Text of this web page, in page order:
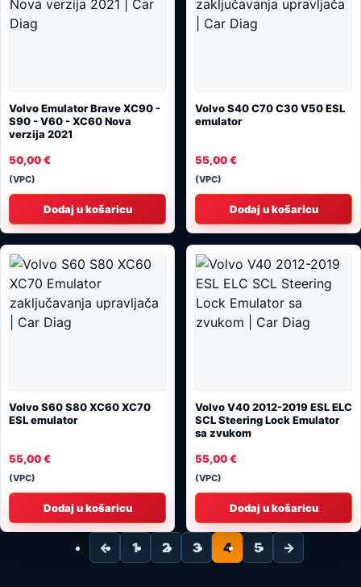
Volvo Emulator Brave XC90 -
S90 - V60 - XC60 Nova
verzija 2021
50,00€
(VPC)
Dodaj u košaricu
Volvo S40 C70 C30 V50 ESL
emulator
55,00€
(VPC)
Dodaj u košaricu
Volvo S60 S80 XC60 XC70
ESL emulator
55,00€
(VPC)
Dodaj u košaricu
Volvo V40 2012-2019 ESL ELC
SCL Steering Lock Emulator
sa zvukom
55,00€
(VPC)
Dodaj u košaricu
← 1 2 3 4 5 →